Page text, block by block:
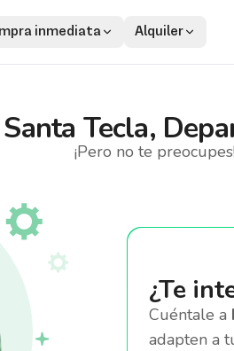
inmediata Alquiler
Santa Tecla,
¡Pero no te
¿Te
Cuéntale a
adapten a